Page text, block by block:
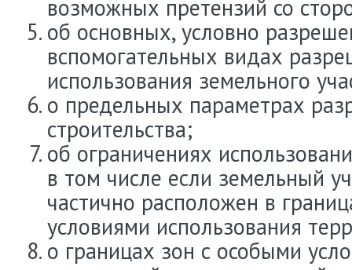
возможных претензий со
об основных, условно
вспомогательных видах
использования земельного
о предельных параметрах
строительства;
об ограничениях
в том числе если земельный
частично расположен в
условиями использования
о границах зон с особыми